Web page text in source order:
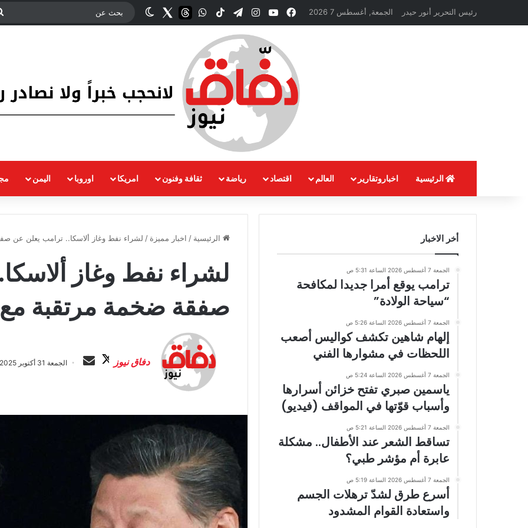
رئيس التحرير أنور حيدر الجمعة, أغسطس 7 2026 فيسبوك‫YouTubeانستقرام
تيلقرام ‫TikTokواتسابthreads
Twitterالوضع المظلم
الرئيسية اخباروتقارير العالم اقتصاد رياضة ثقافة وفنون امريكا اوروبا اليمن
الرئيسية / اخبار مميزة / لشراء نفط وغاز ألاسكا.. ترامب يعلن عن
لشراء نفط وغاز
صفقة ضخمة مرتقبة
دفاق نيوز
ا
ب
ل
ر
الجمعة 31 أكتوبر 2025 الساعة 3:19 ص
أخر الاخبار
الجمعة 7 أغسطس 2026 الساعة 5:31 ص
ترامب يوقع أمرا جديدا لمكافحة
“سياحة الولادة”
الجمعة 7 أغسطس 2026 الساعة 5:26 ص
إلهام شاهين تكشف كواليس أصعب
اللحظات في مشوارها الفني
الجمعة 7 أغسطس 2026 الساعة 5:24 ص
ياسمين صبري تفتح خزائن أسرارها
وأسباب قوّتها في المواقف (فيديو)
الجمعة 7 أغسطس 2026 الساعة 5:21 ص
تساقط الشعر عند الأطفال.. مشكلة
عابرة أم مؤشر طبي؟
الجمعة 7 أغسطس 2026 الساعة 5:19 ص
أسرع طرق لشدّ ترهلات الجسم
واستعادة القوام المشدود